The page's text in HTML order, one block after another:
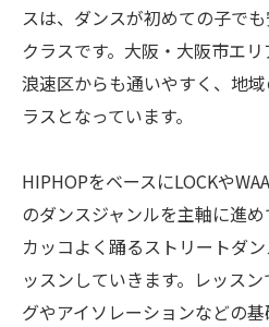
スは、ダンスが初めての子で
クラスです。大阪・大阪市エ
浪速区からも通いやすく、地
ラスとなっています。
HIPHOPをベースにLOCKや
のダンスジャンルを主軸に進
カッコよく踊るストリートダ
ッスンしていきます。レッス
グやアイソレーションなどの